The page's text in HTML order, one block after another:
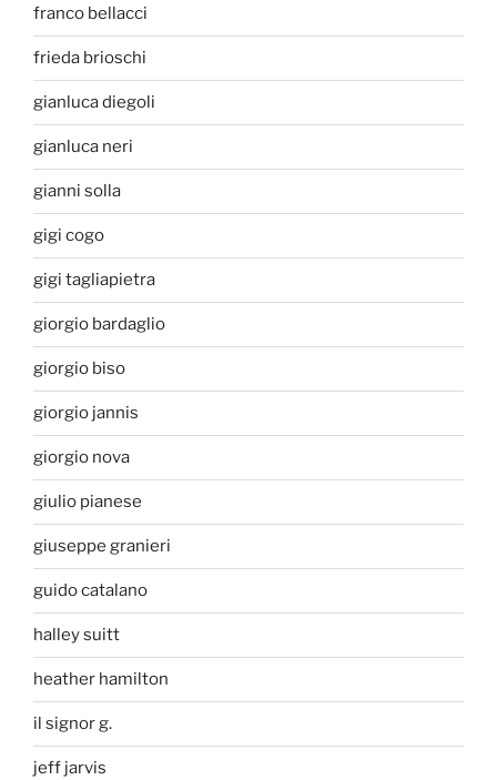
franco bellacci
frieda brioschi
gianluca diegoli
gianluca neri
gianni solla
gigi cogo
gigi tagliapietra
giorgio bardaglio
giorgio biso
giorgio jannis
giorgio nova
giulio pianese
giuseppe granieri
guido catalano
halley suitt
heather hamilton
il signor g.
jeff jarvis